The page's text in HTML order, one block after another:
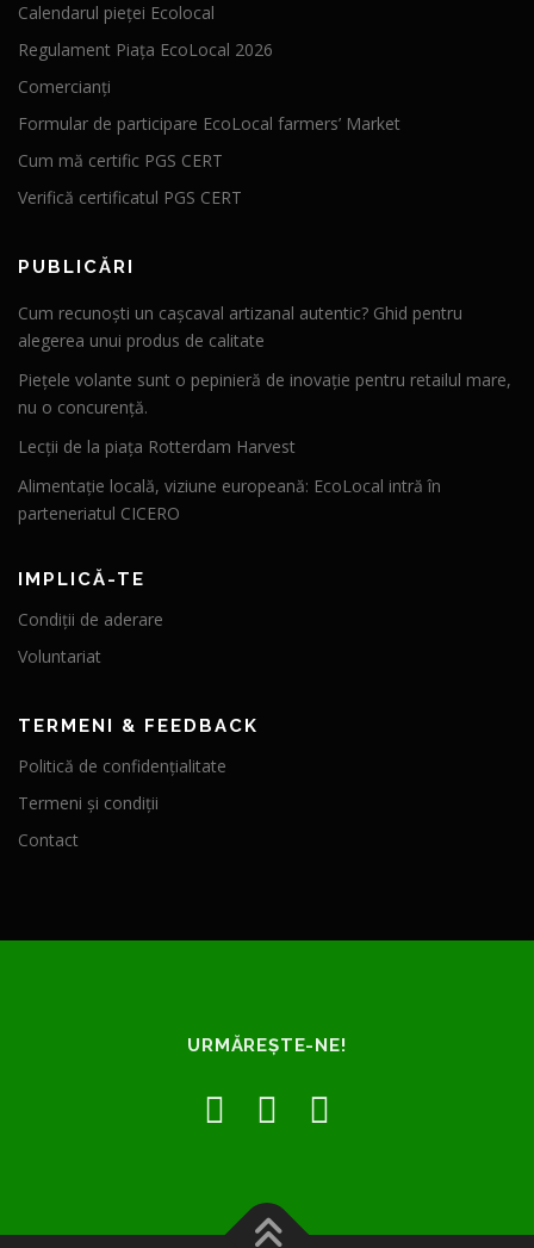
Calendarul pieței Ecolocal
Regulament Piața EcoLocal 2026
Comercianți
Formular de participare EcoLocal farmers’ Market
Cum mă certific PGS CERT
Verifică certificatul PGS CERT
PUBLICĂRI
Cum recunoști un cașcaval artizanal autentic? Ghid pentru
alegerea unui produs de calitate
Piețele volante sunt o pepinieră de inovație pentru retailul mare,
nu o concurență.
Lecții de la piața Rotterdam Harvest
Alimentație locală, viziune europeană: EcoLocal intră în
parteneriatul CICERO
IMPLICĂ-TE
Condiții de aderare
Voluntariat
TERMENI & FEEDBACK
Politică de confidențialitate
Termeni și condiții
Contact
URMĂREȘTE-NE!